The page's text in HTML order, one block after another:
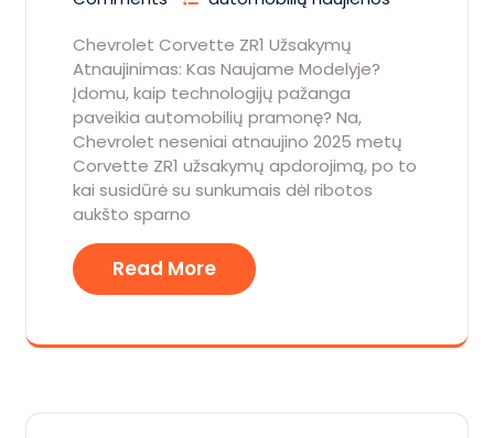
Chevrolet Corvette ZR1 Užsakymų
Atnaujinimas: Kas Naujame Modelyje?
Įdomu, kaip technologijų pažanga
paveikia automobilių pramonę? Na,
Chevrolet neseniai atnaujino 2025 metų
Corvette ZR1 užsakymų apdorojimą, po to
kai susidūrė su sunkumais dėl ribotos
aukšto sparno
Read More